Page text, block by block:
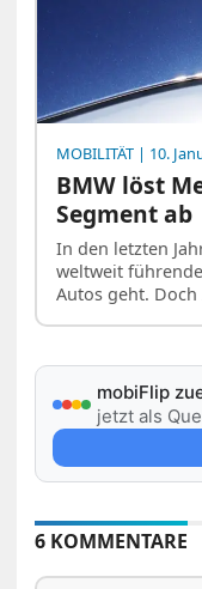
MOBILITÄT | 10.
BMW löst
Segment ab
In den letzten
weltweit
Autos geht.
mobiFlip
jetzt als
6 KOMMENTARE